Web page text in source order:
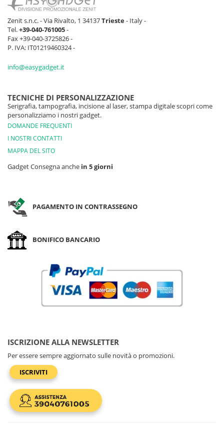
Zenit s.n.c. - Via Rivalto, 1 34137Trieste- Italy -
Tel.+39-040-761005-
Fax +39-040-3725826 -
P. IVA: IT01219460324 -
info@easygadget.it
TECNICHE DI PERSONALIZZAZIONE
Serigrafia, tampografia, incisione al laser, stampa digitale scopri come
personalizziamo i nostri gadget.
DOMANDE FREQUENTI
I NOSTRI CONTATTI
MAPPA DEL SITO
Gadget Consegna anche in 5 giorni
PAGAMENTO IN CONTRASSEGNO
BONIFICO BANCARIO
ISCRIZIONE ALLA NEWSLETTER
Per essere sempre aggiornato sulle novità o promozioni.
ISCRIVITI